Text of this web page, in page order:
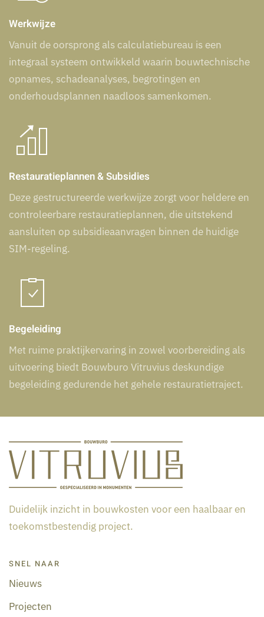
Werkwijze
Vanuit de oorsprong als calculatiebureau is een
integraal systeem ontwikkeld waarin bouwtechnische
opnames, schadeanalyses, begrotingen en
onderhoudsplannen naadloos samenkomen.
Restauratieplannen & Subsidies
Deze gestructureerde werkwijze zorgt voor heldere en
controleerbare restauratieplannen, die uitstekend
aansluiten op subsidieaanvragen binnen de huidige
SIM-regeling.
Begeleiding
Met ruime praktijkervaring in zowel voorbereiding als
uitvoering biedt Bouwburo Vitruvius deskundige
begeleiding gedurende het gehele restauratietraject.
Duidelijk inzicht in bouwkosten voor een haalbaar en
toekomstbestendig project.
SNEL NAAR
Nieuws
Projecten